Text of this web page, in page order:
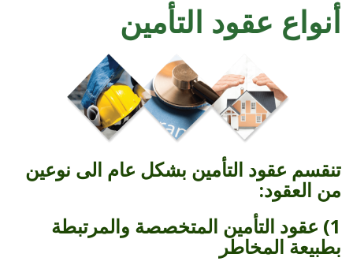
أنواع عقود التأمين
تنقسم عقود التأمين بشكل عام الى نوعين
من العقود:
1) عقود التأمين المتخصصة والمرتبطة
بطبيعة المخاطر